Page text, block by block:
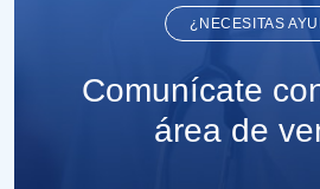
¿NECESITAS
Comunícate
área de